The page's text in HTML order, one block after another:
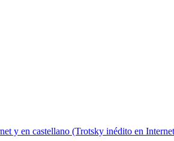
y en castellano (Trotsky inédito en